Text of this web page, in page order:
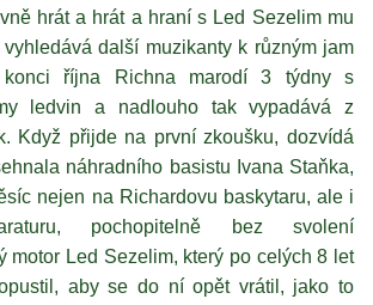
hrát a hrát a hraní s Led Sezelim mu
další muzikanty k různým jam
konci října Richna marodí 3 týdny s
ledvin a nadlouho tak vypadává z
Když přijde na první zkoušku, dozvídá
náhradního basistu Ivana Staňka,
nejen na Richardovu baskytaru, ale i
pochopitelně bez svolení
motor Led Sezelim, který po celých 8 let
aby se do ní opět vrátil, jako to